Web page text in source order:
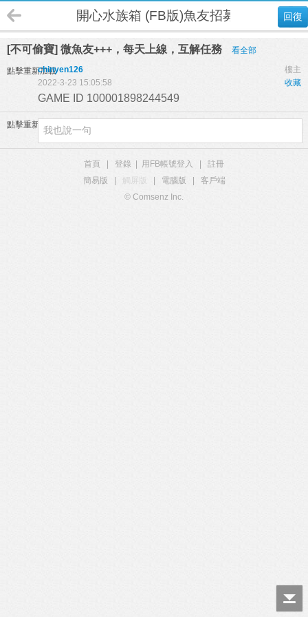
回復
開心水族箱 (FB版)魚友招募
[不可偷寶] 微魚友+++，每天上線，互解任務 看全部
點擊重新加載 樓主
chinyen126
收藏
2022-3-23 15:05:58
GAME ID 100001898244549
點擊重新加載
首頁 登錄 用FB帳號登入
註冊
簡易版
觸屏版 電腦版
客戶端
© Comsenz Inc.